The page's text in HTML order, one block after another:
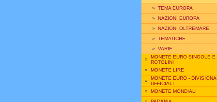
» TEMA EUROPA
» NAZIONI EUROPA
» NAZIONI OLTREMARE
» TEMATICHE
» VARIE
» MONETE EURO SINGOLE E
ROTOLINI
» MONETE LIRE
» MONETE EURO -
UFFICIALI
» MONETE MONDIALI